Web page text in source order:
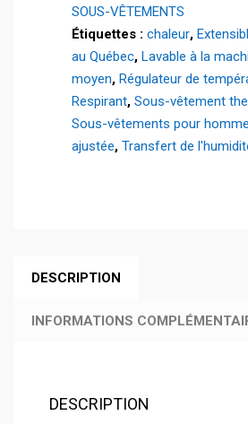
-
Grande
taille
-
43291O
SOUS-VÊTEMENTS
Étiquettes : chaleur,
au Québec, Lavable à la
moyen, Régulateur de
Respirant, Sous-vêtement
Sous-vêtements pour
ajustée, Transfert de
DESCRIPTION
INFORMATIONS
DESCRIPTION